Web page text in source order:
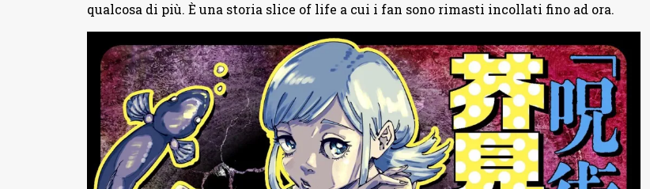
qualcosa di più. È una storia slice of life a cui i fan sono rimasti incollati fino ad ora.